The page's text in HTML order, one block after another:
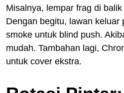
Misalnya, lempar frag di
Dengan begitu, lawan keluar
smoke untuk blind push.
mudah. Tambahan lagi,
untuk cover ekstra.